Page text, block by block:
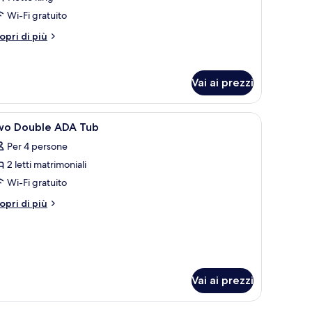
Wi-Fi gratuito
di più
Vai ai prezzi
in piuma Biancheria da letto di alta qualità, copriletto
2 Double ADA Tub
Per 4 persone
2 letti matrimoniali
Wi-Fi gratuito
di più
Vai ai prezzi